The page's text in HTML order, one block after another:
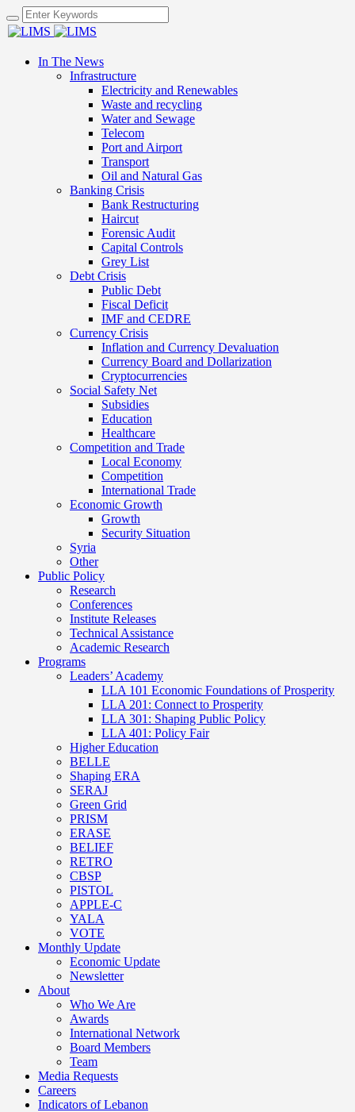
In The News
Infrastructure
Electricity and Renewables
Waste and recycling
Water and Sewage
Telecom
Port and Airport
Transport
Oil and Natural Gas
Banking Crisis
Bank Restructuring
Haircut
Forensic Audit
Capital Controls
Grey List
Debt Crisis
Public Debt
Fiscal Deficit
IMF and CEDRE
Currency Crisis
Inflation and Currency Devaluation
Currency Board and Dollarization
Cryptocurrencies
Social Safety Net
Subsidies
Education
Healthcare
Competition and Trade
Local Economy
Competition
International Trade
Economic Growth
Growth
Security Situation
Syria
Other
Public Policy
Research
Conferences
Institute Releases
Technical Assistance
Academic Research
Programs
Leaders’ Academy
LLA 101 Economic Foundations of Prosperity
LLA 201: Connect to Prosperity
LLA 301: Shaping Public Policy
LLA 401: Policy Fair
Higher Education
BELLE
Shaping ERA
SERAJ
Green Grid
PRISM
ERASE
BELIEF
RETRO
CBSP
PISTOL
APPLE-C
YALA
VOTE
Monthly Update
Economic Update
Newsletter
About
Who We Are
Awards
International Network
Board Members
Team
Media Requests
Careers
Indicators of Lebanon